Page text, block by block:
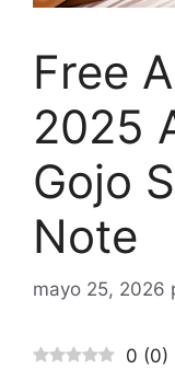
Free
2025
Gojo
Note
mayo 25, 2026
0 (0)